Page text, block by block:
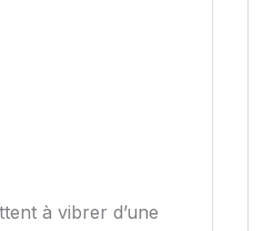
à vibrer d’une